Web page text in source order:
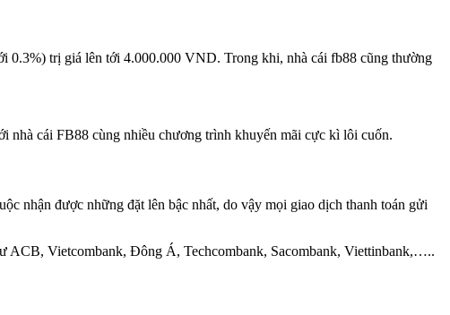
0.3%) trị giá lên tới 4.000.000 VND. Trong khi, nhà cái fb88 cũng thường
cái FB88 cùng nhiều chương trình khuyến mãi cực kì lôi cuốn.
nhận được những đặt lên bậc nhất, do vậy mọi giao dịch thanh toán gửi
ACB, Vietcombank, Đông Á, Techcombank, Sacombank, Viettinbank,…..